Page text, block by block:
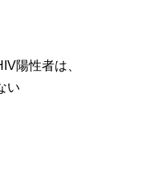
陽性者は、
い